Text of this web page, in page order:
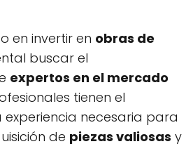
en invertir en obras de
buscar el
expertos en el mercado
tienen el
necesaria para
de piezas valiosas y